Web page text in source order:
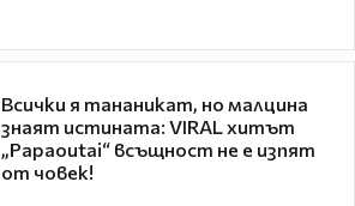
Всички я тананикат, но малцина
знаят истината: VIRAL хитът
„Papaoutai“ всъщност не е изпят
от човек!